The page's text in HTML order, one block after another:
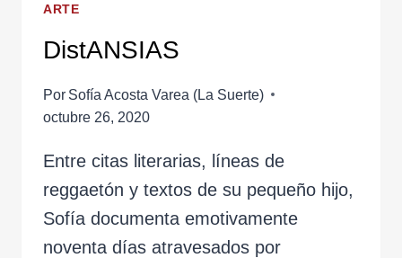
ARTE
DistANSIAS
Por Sofía Acosta Varea (La Suerte)
octubre 26, 2020
Entre citas literarias, líneas de
reggaetón y textos de su pequeño hijo,
Sofía documenta emotivamente
noventa días atravesados por